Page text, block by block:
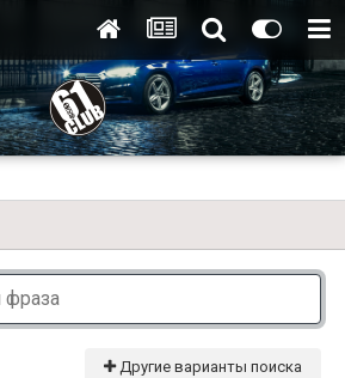
Другие варианты поиска